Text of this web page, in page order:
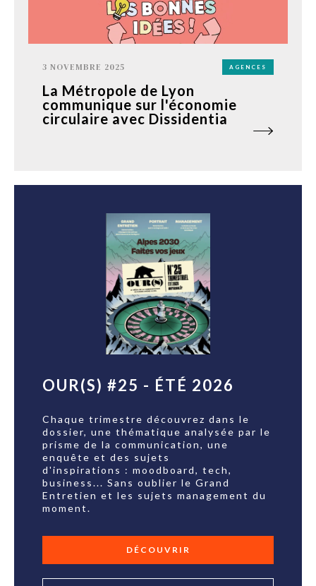
3 NOVEMBRE 2025 AGENCES
La Métropole de Lyon
communique sur l'économie
circulaire avec Dissidentia
OUR(S) #25 - ÉTÉ 2026
Chaque trimestre découvrez dans le
dossier, une thématique analysée par le
prisme de la communication, une
enquête et des sujets
d'inspirations : moodboard, tech,
business... Sans oublier le Grand
Entretien et les sujets management du
moment.
DÉCOUVRIR